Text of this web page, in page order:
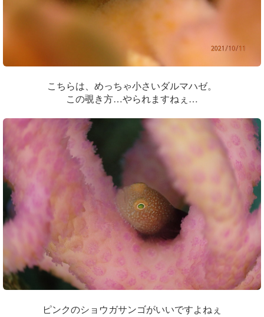
こちらは、めっちゃ小さいダルマハゼ。
この覗き方…やられますねぇ…
ピンクのショウガサンゴがいいですよねぇ